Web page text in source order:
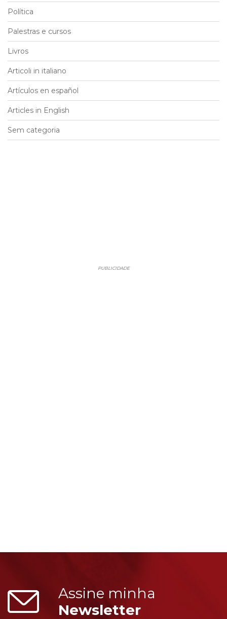
Política
Palestras e cursos
Livros
Articoli in italiano
Artículos en español
Articles in English
Sem categoria
PUBLICIDADE
Assine minha
Newsletter